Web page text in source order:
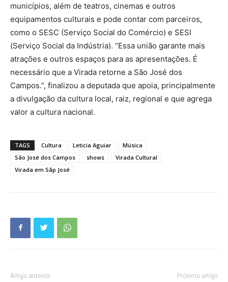
municípios, além de teatros, cinemas e outros
equipamentos culturais e pode contar com parceiros,
como o SESC (Serviço Social do Comércio) e SESI
(Serviço Social da Indústria). “Essa união garante mais
atrações e outros espaços para as apresentações. É
necessário que a Virada retorne a São José dos
Campos.”, finalizou a deputada que apoia, principalmente
a divulgação da cultura local, raiz, regional e que agrega
valor a cultura nacional.
TAGS Cultura Leticia Aguiar
Música
São José dos Campos
shows
Virada Cultural
Virada em Sãp José
Artigo anterior Próximo artigo